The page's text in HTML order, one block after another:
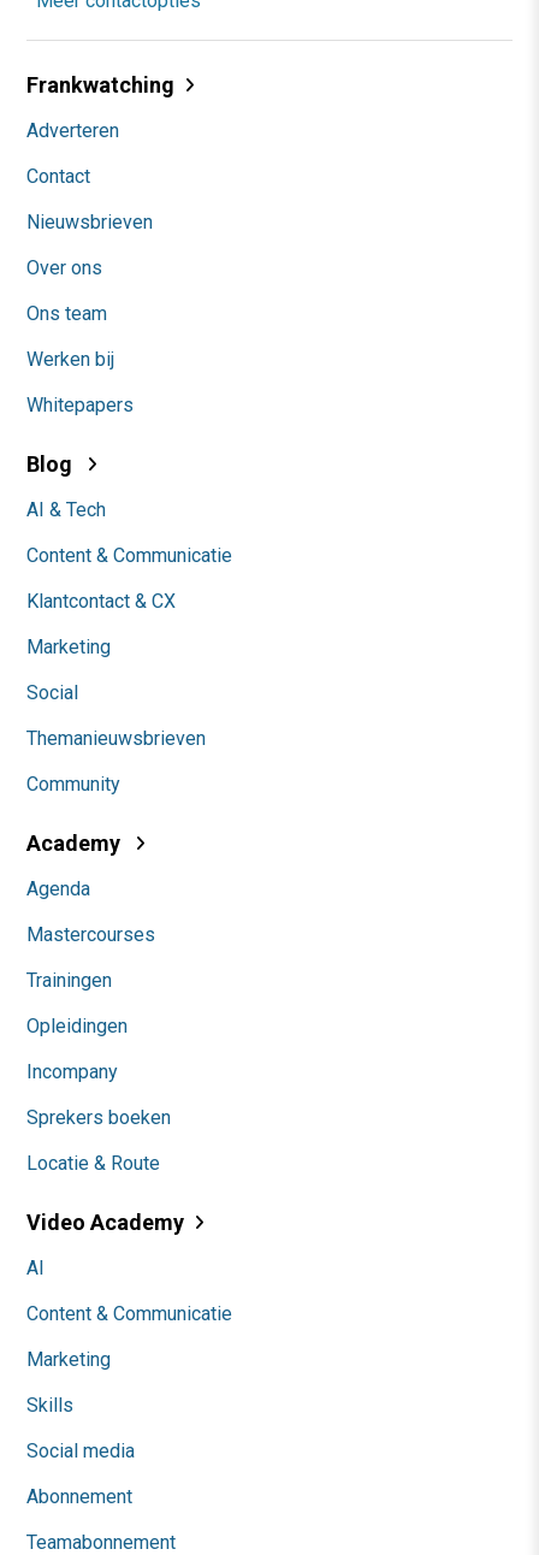
Frankwatching
Adverteren
Contact
Nieuwsbrieven
Over ons
Ons team
Werken bij
Whitepapers
Blog
AI & Tech
Content & Communicatie
Klantcontact & CX
Marketing
Social
Themanieuwsbrieven
Community
Academy
Agenda
Mastercourses
Trainingen
Opleidingen
Incompany
Sprekers boeken
Locatie & Route
Video Academy
AI
Content & Communicatie
Marketing
Skills
Social media
Abonnement
Teamabonnement